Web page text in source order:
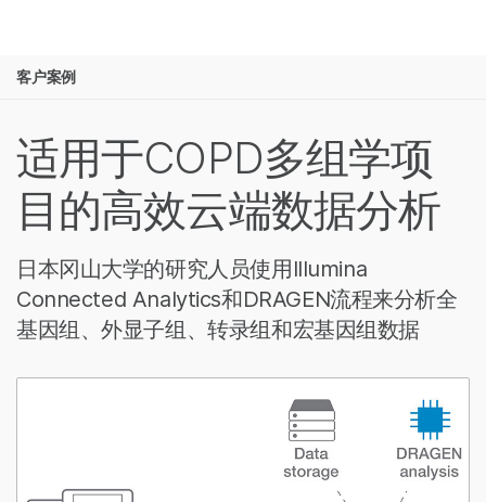
解决方案
学习
公司
推荐内容链接
客户案例
适用于COPD多组学项
目的高效云端数据分析
日本冈山大学的研究人员使用Illumina
Connected Analytics和DRAGEN流程来分析全
基因组、外显子组、转录组和宏基因组数据
查看更多相关内容。选择您感兴趣的领域:
微生物学
农业基因组学
复杂疾病
生殖健康
遗传病和罕见病